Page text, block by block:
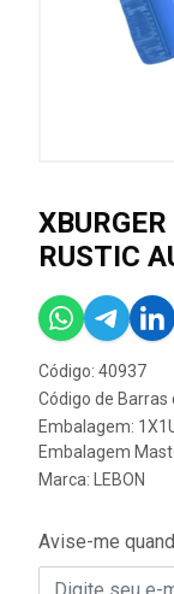
RUSTIC
Código: 40937
Código de
Embalagem:
Embalagem
Marca:
LEBON
Avise-me